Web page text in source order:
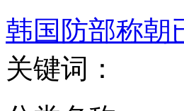
蒙古国总理登山失踪40多小时
韩国防部称朝
关键词：